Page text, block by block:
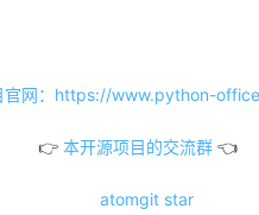
官网：https://www.python-
👉 本开源项目的交流群👈